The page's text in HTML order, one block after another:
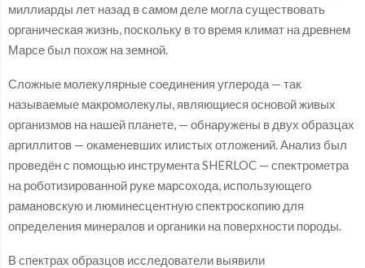
миллиарды лет назад в самом деле могла существовать
органическая жизнь, поскольку в то время климат на древнем
Марсе был похож на земной.
Сложные молекулярные соединения углерода — так
называемые макромолекулы, являющиеся основой живых
организмов на нашей планете, — обнаружены в двух образцах
аргиллитов — окаменевших илистых отложений. Анализ был
проведён с помощью инструмента SHERLOC — спектрометра
на роботизированной руке марсохода, использующего
рамановскую и люминесцентную спектроскопию для
определения минералов и органики на поверхности породы.
В спектрах образцов исследователи выявили